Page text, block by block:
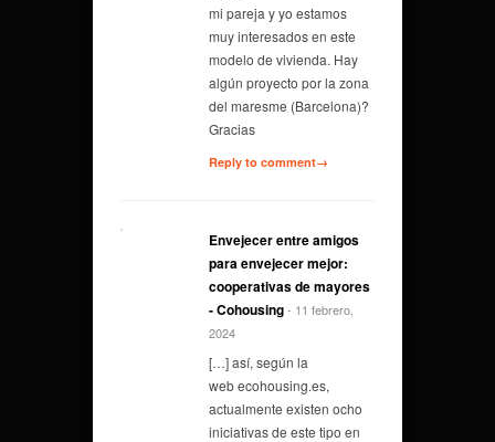
mi pareja y yo estamos
muy interesados en este
modelo de vivienda. Hay
algún proyecto por la zona
del maresme (Barcelona)?
Gracias
Reply to comment→
Envejecer entre amigos
para envejecer mejor:
cooperativas de mayores
- Cohousing- 11 febrero,
2024
[…] así, según la
web ecohousing.es,
actualmente existen ocho
iniciativas de este tipo en